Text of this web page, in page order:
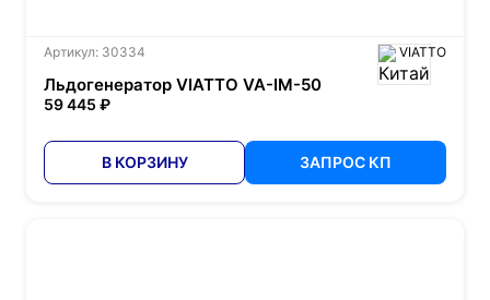
Артикул: 30334 VIATTO
Льдогенератор VIATTO VA-IM-50
59 445 ₽
В КОРЗИНУ ЗАПРОС КП